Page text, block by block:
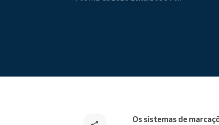
Os sistemas de